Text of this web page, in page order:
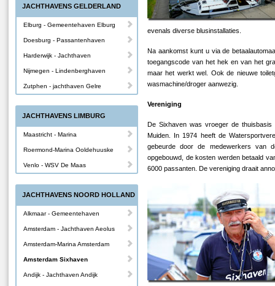
evenals diverse blusinstallaties.
Na aankomst kunt u via de
toegangscode van het hek en van het
maar het werkt wel. Ook de nieuwe
wasmachine/droger aanwezig.
Vereniging
De Sixhaven was vroeger de
Muiden. In 1974 heeft de
gebeurde door de medewerkers van
opgebouwd, de kosten werden betaald
6000 passanten. De vereniging draait
JACHTHAVENS GELDERLAND
Elburg - Gemeentehaven Elburg
Doesburg - Passantenhaven
Harderwijk - Jachthaven
Nijmegen - Lindenberghaven
Zutphen - jachthaven Gelre
JACHTHAVENS LIMBURG
Maastricht - Marina
Roermond-Marina Ooldehuuske
Venlo - WSV De Maas
JACHTHAVENS NOORD HOLLAND
Alkmaar - Gemeentehaven
Amsterdam - Jachthaven Aeolus
Amsterdam-Marina Amsterdam
Amsterdam Sixhaven
Andijk - Jachthaven Andijk